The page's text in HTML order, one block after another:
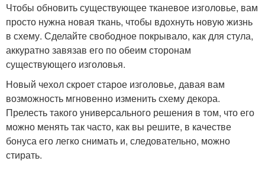
Чтобы обновить существующее тканевое изголовье, вам
просто нужна новая ткань, чтобы вдохнуть новую жизнь
в схему. Сделайте свободное покрывало, как для стула,
аккуратно завязав его по обеим сторонам
существующего изголовья.
Новый чехол скроет старое изголовье, давая вам
возможность мгновенно изменить схему декора.
Прелесть такого универсального решения в том, что его
можно менять так часто, как вы решите, в качестве
бонуса его легко снимать и, следовательно, можно
стирать.